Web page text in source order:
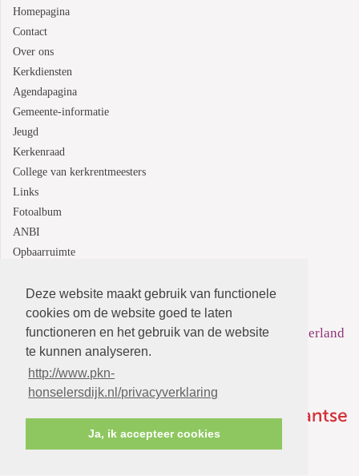
Deze website maakt gebruik van functionele
cookies om de website goed te laten
functioneren en het gebruik van de website
te kunnen analyseren.
http://www.pkn-
honselersdijk.nl/privacyverklaring
Ja, ik accepteer cookies
Homepagina
Contact
Over ons
Kerkdiensten
Agendapagina
Gemeente-informatie
Jeugd
Kerkenraad
College van kerkrentmeesters
Links
Fotoalbum
ANBI
Opbaarruimte
Protestantsekerk.net is een samenwerking tussen de
dienstenorganisatie van deProtestantse Kerk in Nederland
enHuman Content Mediaproducties B.V.